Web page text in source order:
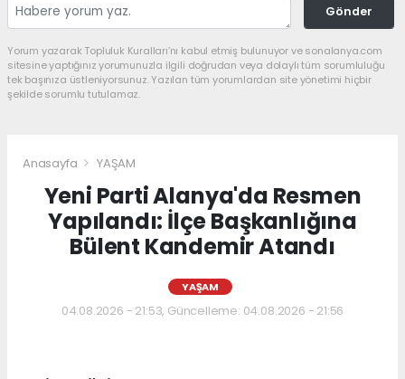
Gönder
Yorum yazarak Topluluk Kuralları’nı kabul etmiş bulunuyor ve sonalanya.com
sitesine yaptığınız yorumunuzla ilgili doğrudan veya dolaylı tüm sorumluluğu
tek başınıza üstleniyorsunuz. Yazılan tüm yorumlardan site yönetimi hiçbir
şekilde sorumlu tutulamaz.
Anasayfa YAŞAM
Yeni Parti Alanya'da Resmen
Yapılandı: İlçe Başkanlığına
Bülent Kandemir Atandı
YAŞAM
04.08.2026 - 21:53, Güncelleme: 04.08.2026 - 21:56